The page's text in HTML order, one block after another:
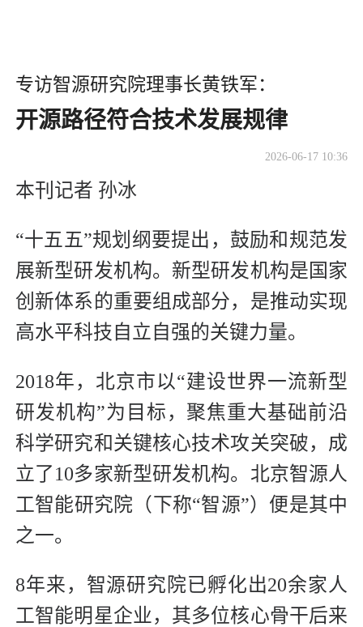
专访智源研究院理事长黄铁军：
开源路径符合技术发展规律
2026-06-17 10:36
本刊记者 孙冰
“十五五”规划纲要提出，鼓励和规范发
展新型研发机构。新型研发机构是国家
创新体系的重要组成部分，是推动实现
高水平科技自立自强的关键力量。
2018年，北京市以“建设世界一流新型
研发机构”为目标，聚焦重大基础前沿
科学研究和关键核心技术攻关突破，成
立了10多家新型研发机构。北京智源人
工智能研究院（下称“智源”）便是其中
之一。
8年来，智源研究院已孵化出20余家人
工智能明星企业，其多位核心骨干后来